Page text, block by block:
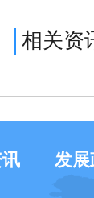
相关资
发